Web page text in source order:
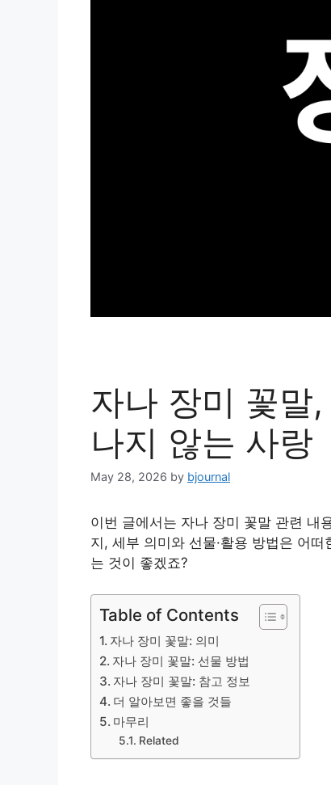
자나 장미 꽃말
나지 않는 사랑
May 28, 2026 by bjournal
이번 글에서는 자나 장미 꽃말 관련 내
지, 세부 의미와 선물·활용 방법은 어
는 것이 좋겠죠?
Table of Contents
자나 장미 꽃말: 의미
자나 장미 꽃말: 선물 방법
자나 장미 꽃말: 참고 정보
더 알아보면 좋을 것들
마무리
Related